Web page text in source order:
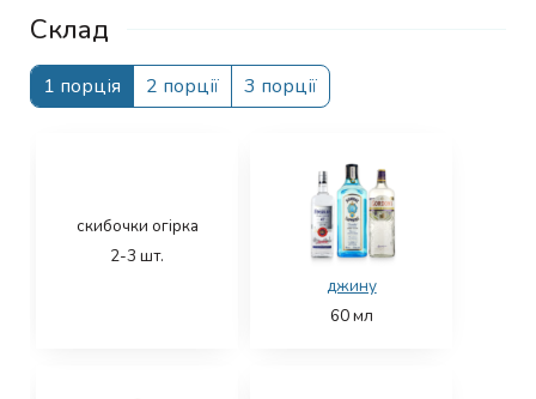
Склад
1 порція 2 порції 3 порції
скибочки огірка
2-3 шт.
джину
60мл